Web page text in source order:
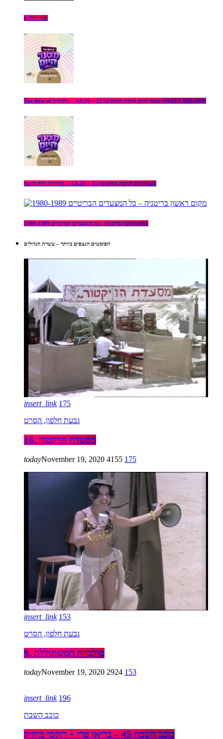
תדר לילה 6
The Rest of מצעד היום (גרסת האלבום) 22 – 4.8.26 – מהדורת SWEET DREAMS
מצעד היום (גרסת האלבום) 23 – 3.8.26 – מהדורת לילה רגועה
מקום ראשון בריטניה – כל המצעדים הבריטיים 1980-1989
הפוסטים הנצפים ביותר – עשרת הגדולים
insert_link 175
גבעת חלפון, הסרט
16. מסעדת הויקטור
todayNovember 19, 2020 4155 175
insert_link 153
גבעת חלפון, הסרט
9. סילבייה המשתוללת
todayNovember 19, 2020 2924 153
insert_link 196
כוכב השבת
כוכב השבת 45 – בריאן פרי + רוקסי מיוזיק